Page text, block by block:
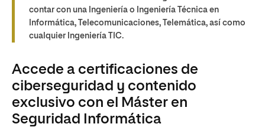
contar con una Ingeniería o Ingeniería Técnica en
Informática, Telecomunicaciones, Telemática, así como
cualquier Ingeniería TIC.
Accede a certificaciones de
ciberseguridad y contenido
exclusivo con el Máster en
Seguridad Informática